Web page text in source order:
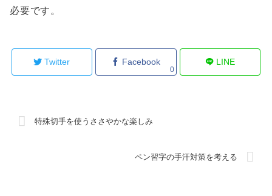
必要です。
Twitter Facebook
0
LINE
特殊切手を使うささやかな楽しみ
ペン習字の手汗対策を考える